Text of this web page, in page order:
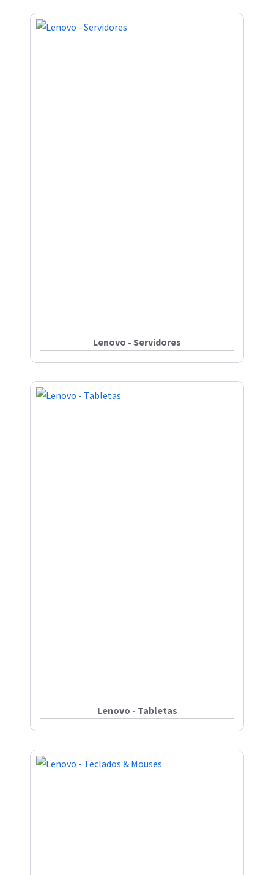
Lenovo - Servidores
Lenovo - Tabletas